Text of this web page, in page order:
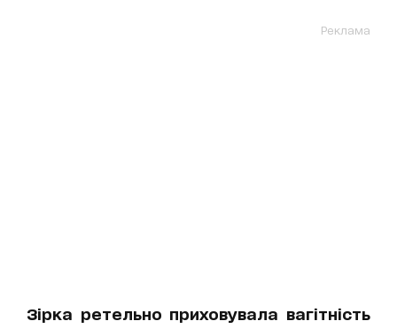
Реклама
Зірка ретельно приховувала вагітність